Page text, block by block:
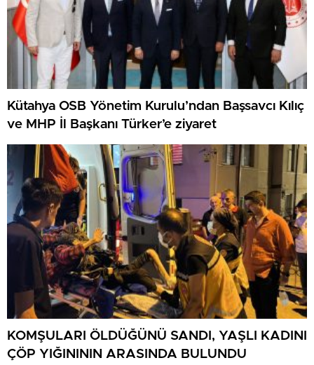
Kütahya OSB Yönetim Kurulu’ndan Başsavcı Kılıç
ve MHP İl Başkanı Türker’e ziyaret
KOMŞULARI ÖLDÜĞÜNÜ SANDI, YAŞLI KADINI
ÇÖP YIĞINININ ARASINDA BULUNDU